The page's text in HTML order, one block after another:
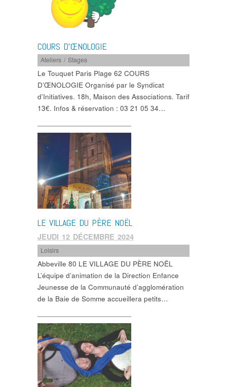
COURS D’ŒNOLOGIE
Ateliers / Stages
Le Touquet Paris Plage 62 COURS
D’ŒNOLOGIE Organisé par le Syndicat
d’Initiatives. 18h, Maison des Associations. Tarif
13€. Infos & réservation : 03 21 05 34…
LE VILLAGE DU PÈRE NOËL
JEUDI 12 DÉCEMBRE 2024
Loisirs
Abbeville 80 LE VILLAGE DU PÈRE NOËL
L’équipe d’animation de la Direction Enfance
Jeunesse de la Communauté d’agglomération
de la Baie de Somme accueillera petits…